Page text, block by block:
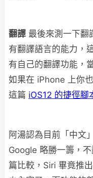
翻譯 最後來測一下翻
有翻譯語言的能力，
有自己的翻譯功能，
如果在 iPhone 上你
這篇 iOS12 的捷徑腳
阿湯認為目前「中文
Google 略勝一籌，
篇比較，Siri 畢竟推